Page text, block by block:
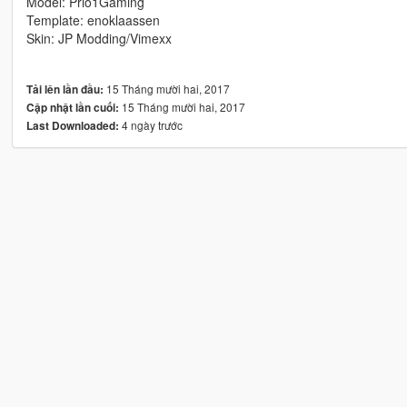
Template: enoklaassen
Skin: JP Modding/Vimexx
Tải lên lần đầu: 15 Tháng mười hai, 2017
Cập nhật lần cuối: 15 Tháng mười hai, 2017
Last Downloaded: 4 ngày trước